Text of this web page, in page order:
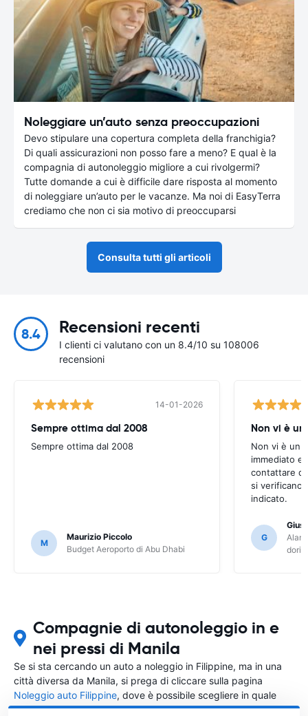
Noleggiare un’auto senza preoccupazioni
Devo stipulare una copertura completa della franchigia?
Di quali assicurazioni non posso fare a meno? E qual è la
compagnia di autonoleggio migliore a cui rivolgermi?
Tutte domande a cui è difficile dare risposta al momento
di noleggiare un’auto per le vacanze. Ma noi di EasyTerra
crediamo che non ci sia motivo di preoccuparsi
Consulta tutti gli articoli
8.4 Recensioni recenti
I clienti ci valutano con un 8.4/10 su 108006
recensioni
14-01-2026
Sempre ottima dal 2008
Sempre ottima dal 2008
M
Maurizio Piccolo
Budget Aeroporto di Abu Dhabi
Non vi è
Non vi è un
immediato e
contattare
si verificano
indicato.
G
dori
Compagnie di autonoleggio in e
nei pressi di Manila
Se si sta cercando un auto a noleggio in Filippine, ma in una
città diversa da Manila, si prega di cliccare sulla pagina
Noleggio auto Filippine, dove è possibile scegliere in quale
città in Filippine si vuole noleggiare l'auto.